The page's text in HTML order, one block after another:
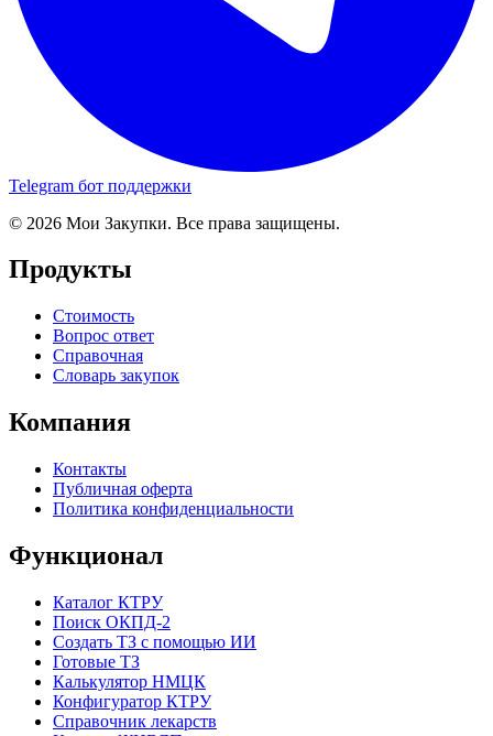
Telegram бот поддержки
© 2026 Мои Закупки. Все права защищены.
Продукты
Стоимость
Вопрос ответ
Справочная
Словарь закупок
Компания
Контакты
Публичная оферта
Политика конфиденциальности
Функционал
Каталог КТРУ
Поиск ОКПД-2
Создать ТЗ с помощью ИИ
Готовые ТЗ
Калькулятор НМЦК
Конфигуратор КТРУ
Справочник лекарств